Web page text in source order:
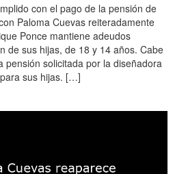
con el pago de la pensión de
Paloma Cuevas reiteradamente
Ponce mantiene adeudos
de sus hijas, de 18 y 14 años. Cabe
pensión solicitada por la diseñadora
sus hijas. […]